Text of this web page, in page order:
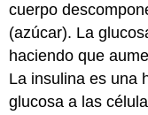
cuerpo
(azúcar). La
haciendo que
La insulina es una
glucosa a las